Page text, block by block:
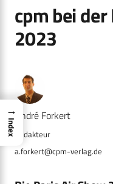
cpm bei
2023
André Forkert
a.forkert@cpm-verlag.de
→
Index